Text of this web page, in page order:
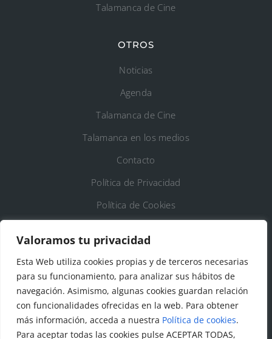
Valoramos tu privacidad
Esta Web utiliza cookies propias y de terceros necesarias
para su funcionamiento, para analizar sus hábitos de
navegación. Asimismo, algunas cookies guardan relación
con funcionalidades ofrecidas en la web. Para obtener
más información, acceda a nuestra Política de cookies.
Para aceptar todas las cookies pulse ACEPTAR TODAS,
Talamanca de Cine
OTROS
Noticias
Agenda
Talamanca de Cine
Talamanca en los medios
Contacto
Política de Privacidad
Política de Cookies
DATOS DE CONTACTO
Ayto. de Talamanca de Jarama
C/Fuente del Arca, 19 28160 Talamanca de
Jarama (Madrid)